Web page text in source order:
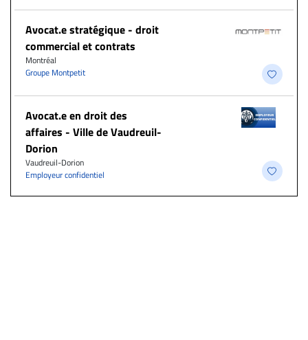
Avocat.e stratégique - droit
commercial et contrats
Montréal
Groupe Montpetit
Avocat.e en droit des
affaires - Ville de Vaudreuil-
Dorion
Vaudreuil-Dorion
Employeur confidentiel